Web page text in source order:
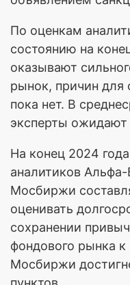
По оценкам
состоянию на
оказывают
рынок, причин для
пока нет. В
эксперты ожидают
На конец 2024
аналитиков
Мосбиржи
оценивать
сохранении
фондового рынка к
Мосбиржи